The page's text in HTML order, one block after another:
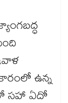
ఉన్న
సహా ఏదో